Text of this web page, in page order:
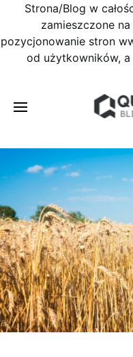
Strona/Blog w
zamieszczone
pozycjonowanie stron
od użytkowników, a